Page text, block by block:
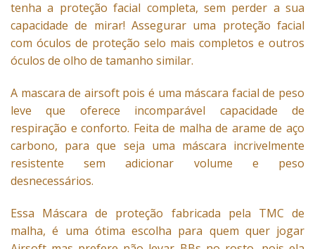
tenha a proteção facial completa, sem perder a sua
capacidade de mirar! Assegurar uma proteção facial
com óculos de proteção selo mais completos e outros
óculos de olho de tamanho similar.
A mascara de airsoft pois é uma máscara facial de peso
leve que oferece incomparável capacidade de
respiração e conforto. Feita de malha de arame de aço
carbono, para que seja uma máscara incrivelmente
resistente sem adicionar volume e peso
desnecessários.
Essa Máscara de proteção fabricada pela TMC de
malha, é uma ótima escolha para quem quer jogar